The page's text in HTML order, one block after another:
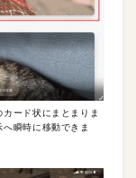
ード状にまとまりま
瞬時に移動できま